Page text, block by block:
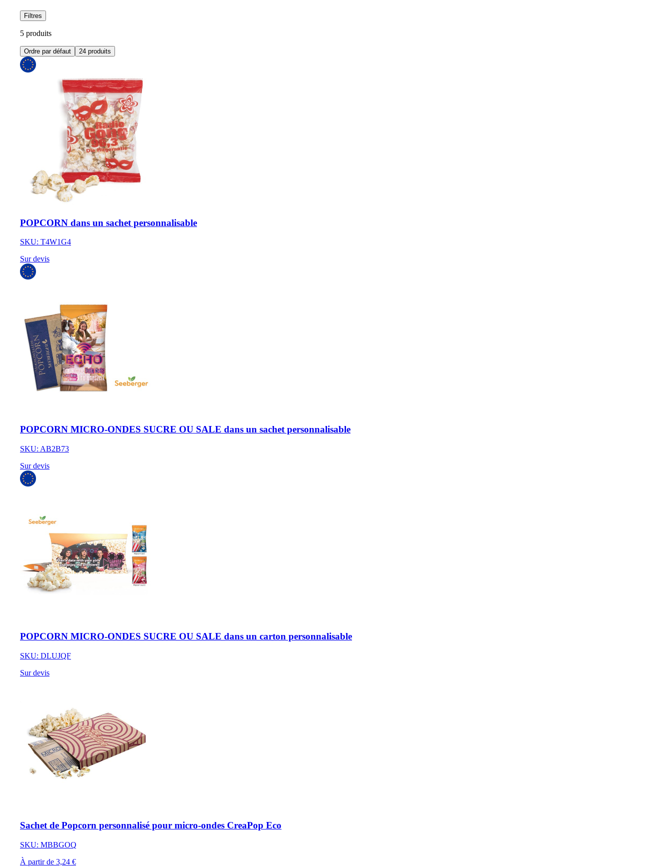
Filtres
5 produits
Ordre par défaut 24 produits
POPCORN dans un sachet personnalisable
SKU: T4W1G4
Sur devis
POPCORN MICRO-ONDES SUCRE OU SALE dans un sachet personnalisable
SKU: AB2B73
Sur devis
POPCORN MICRO-ONDES SUCRE OU SALE dans un carton personnalisable
SKU: DLUJQF
Sur devis
Sachet de Popcorn personnalisé pour micro-ondes CreaPop Eco
SKU: MBBGOQ
À partir de 3,24 €